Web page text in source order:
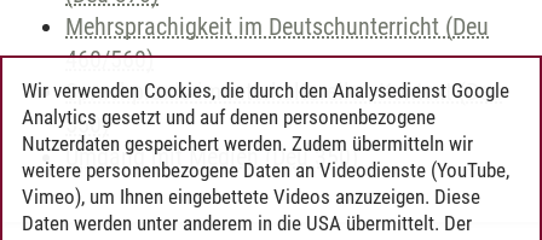
Mehrsprachigkeit im Deutschunterricht (Deu
460/560)
Sprachpraxis im interkulturellen Kontext (Deu
550)
Umgang mit Medien (Deu 350)
Wir verwenden Cookies, die durch den Analysedienst Google
Analytics gesetzt und auf denen personenbezogene
Nutzerdaten gespeichert werden. Zudem übermitteln wir
weitere personenbezogene Daten an Videodienste (YouTube,
Vimeo), um Ihnen eingebettete Videos anzuzeigen. Diese
Daten werden unter anderem in die USA übermittelt. Der